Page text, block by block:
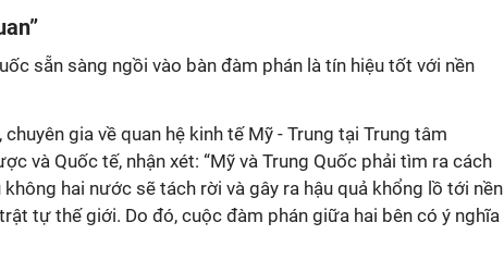
sẵn sàng ngồi vào bàn đàm phán là tín hiệu tốt với nền
gia về quan hệ kinh tế Mỹ - Trung tại Trung tâm
và Quốc tế, nhận xét: “Mỹ và Trung Quốc phải tìm ra cách
hai nước sẽ tách rời và gây ra hậu quả khổng lồ tới nền
tự thế giới. Do đó, cuộc đàm phán giữa hai bên có ý nghĩa